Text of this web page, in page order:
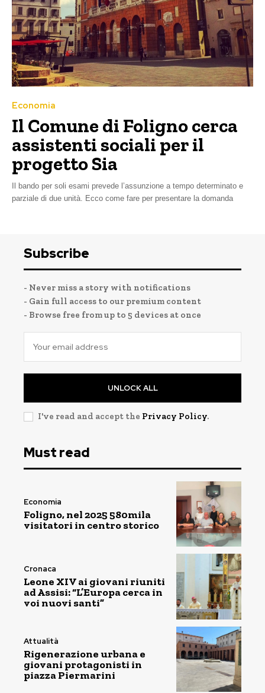
Economia
Il Comune di Foligno cerca
assistenti sociali per il
progetto Sia
Il bando per soli esami prevede l’assunzione a tempo determinato e
parziale di due unità. Ecco come fare per presentare la domanda
Subscribe
- Never miss a story with notifications
- Gain full access to our premium content
- Browse free from up to 5 devices at once
UNLOCK ALL
I've read and accept the Privacy Policy.
Must read
Economia
Foligno, nel 2025 580mila
visitatori in centro storico
Cronaca
Leone XIV ai giovani riuniti
ad Assisi: “L’Europa cerca in
voi nuovi santi”
Attualità
Rigenerazione urbana e
giovani protagonisti in
piazza Piermarini